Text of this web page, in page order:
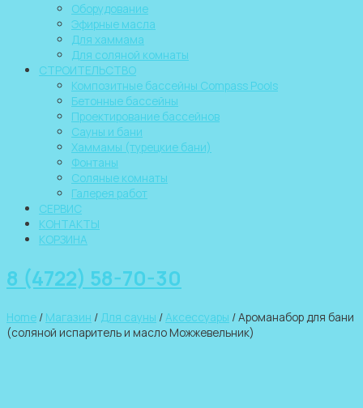
Оборудование
Эфирные масла
Для хаммама
Для соляной комнаты
СТРОИТЕЛЬСТВО
Композитные бассейны Compass Pools
Бетонные бассейны
Проектирование бассейнов
Сауны и бани
Хаммамы (турецкие бани)
Фонтаны
Соляные комнаты
Галерея работ
СЕРВИС
КОНТАКТЫ
КОРЗИНА
8 (4722) 58-70-30
Home / Магазин / Для сауны / Аксессуары / Ароманабор для бани
(соляной испаритель и масло Можжевельник)